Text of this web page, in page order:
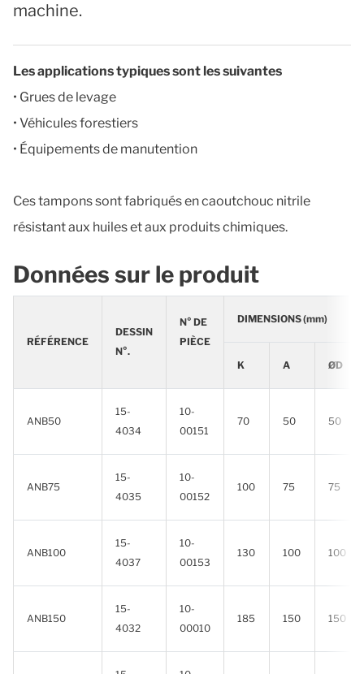
machine.
Les applications typiques sont les suivantes
• Grues de levage
• Véhicules forestiers
• Équipements de manutention
Ces tampons sont fabriqués en caoutchouc nitrile
résistant aux huiles et aux produits chimiques.
Données sur le produit
RÉFÉRENCE
DESSIN
N°.
N° DE
PIÈCE
DIMENSIONS (mm)
K A ØD
ANB50
15-
4034
10-
00151
70 50 50
ANB75
15-
4035
10-
00152
100 75 75
ANB100
15-
4037
10-
00153
130 100 100
ANB150
15-
4032
10-
00010
185 150 150